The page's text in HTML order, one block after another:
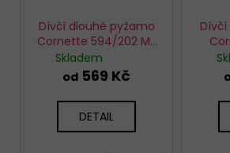
Dívčí dlouhé pyžamo
Cornette 594/202 My
Friend
Skladem
od 569 Kč
DETAIL